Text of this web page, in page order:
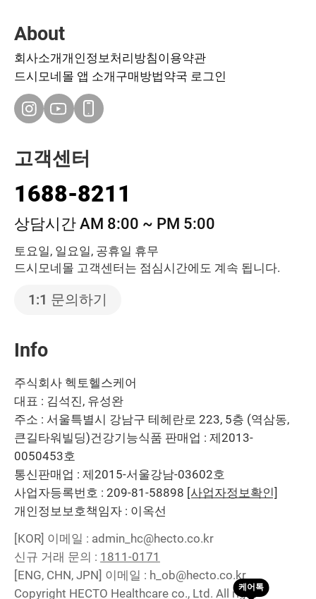
About
회사소개개인정보처리방침이용약관
드시모네몰 앱 소개구매방법약국 로그인
고객센터
1688-8211
상담시간 AM 8:00 ~ PM 5:00
토요일, 일요일, 공휴일 휴무
드시모네몰 고객센터는 점심시간에도 계속 됩니다.
1:1 문의하기
Info
주식회사 헥토헬스케어
대표 : 김석진, 유성완
주소 : 서울특별시 강남구 테헤란로 223, 5층 (역삼동,
큰길타워빌딩)건강기능식품 판매업 : 제2013-
0050453호
통신판매업 : 제2015-서울강남-03602호
사업자등록번호 : 209-81-58898 [사업자정보확인]
개인정보보호책임자 : 이옥선
[KOR] 이메일 : admin_hc@hecto.co.kr
신규 거래 문의 : 1811-0171
[ENG, CHN, JPN] 이메일 : h_ob@hecto.co.kr
Copyright HECTO Healthcare co., Ltd. All right